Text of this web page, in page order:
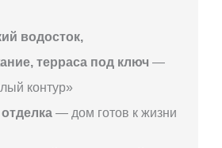
водосток,
терраса под ключ —
контур»
— дом готов к жизни